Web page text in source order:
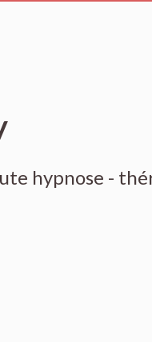
hypnose -